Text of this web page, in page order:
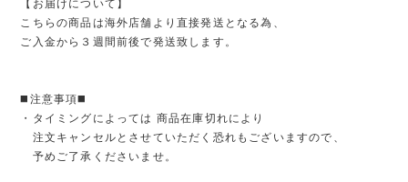
【お届けについて】
こちらの商品は海外店舗より直接発送となる為、
ご入金から３週間前後で発送致します。
◼️注意事項◼️
・タイミングによっては 商品在庫切れにより
注文キャンセルとさせていただく恐れもございますので、
予めご了承くださいませ。